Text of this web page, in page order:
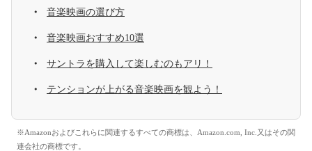
音楽映画の選び方
音楽映画おすすめ10選
サントラを購入して楽しむのもアリ！
テンションが上がる音楽映画を観よう！
※Amazonおよびこれらに関連するすべての商標は、Amazon.com, Inc.又はその関
連会社の商標です。